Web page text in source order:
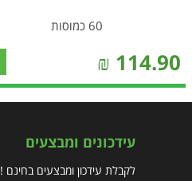
60 כמוסות
114.90
₪
עידכונים ומבצעים
לקבלת עידכון ומבצעים בחינם !